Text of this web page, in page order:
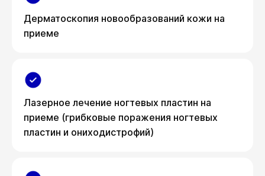
Дерматоскопия новообразований кожи на
приеме
Лазерное лечение ногтевых пластин на
приеме (грибковые поражения ногтевых
пластин и ониходистрофий)